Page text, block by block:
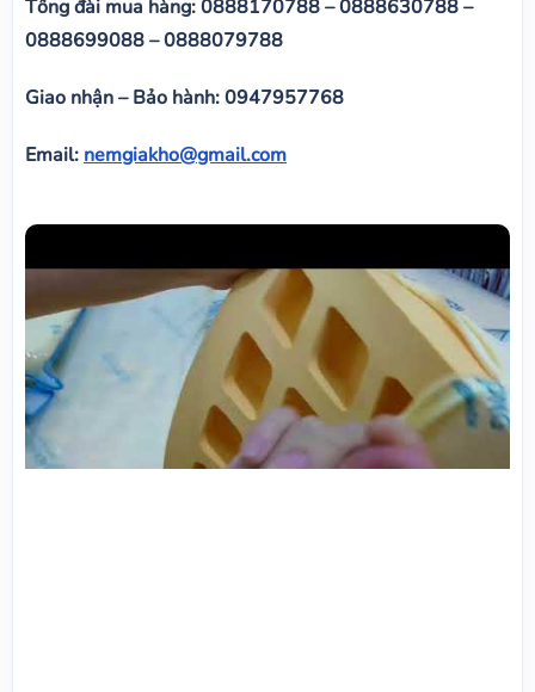
Tổng đài mua hàng: 0888170788 – 0888630788 –
0888699088 – 0888079788
Giao nhận – Bảo hành: 0947957768
Email:nemgiakho@gmail.com